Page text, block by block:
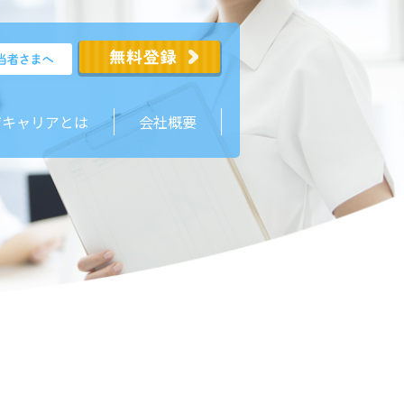
ャリアとは 会社概要